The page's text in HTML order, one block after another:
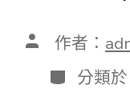
文 作者：
分
類
分類於